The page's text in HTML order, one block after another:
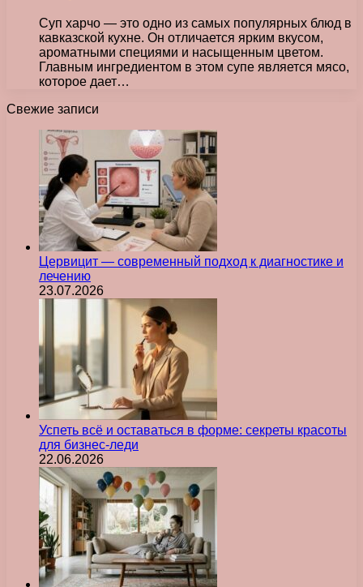
Суп харчо — это одно из самых популярных блюд в
кавказской кухне. Он отличается ярким вкусом,
ароматными специями и насыщенным цветом.
Главным ингредиентом в этом супе является мясо,
которое дает…
Свежие записи
Цервицит — современный подход к диагностике и
лечению
23.07.2026
Успеть всё и оставаться в форме: секреты красоты
для бизнес-леди
22.06.2026